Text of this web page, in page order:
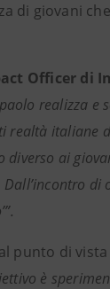
di giovani
Officer di
realizza e
italiane
diverso ai
punto di
è